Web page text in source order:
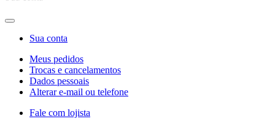
Sua conta
Meus pedidos
Trocas e cancelamentos
Dados pessoais
Alterar e-mail ou telefone
Fale com lojista